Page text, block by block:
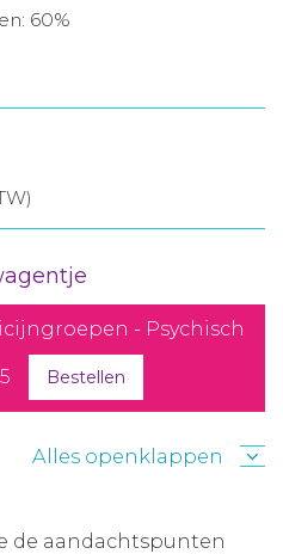
60%
- Psychisch
Bestellen
Alles openklappen
de aandachtspunten